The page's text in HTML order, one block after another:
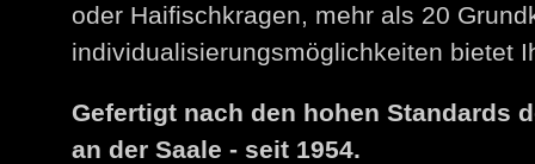
oder Haifischkragen, mehr als 20
individualisierungsmöglichkeiten bietet
Gefertigt nach den hohen Standards
an der Saale - seit 1954.